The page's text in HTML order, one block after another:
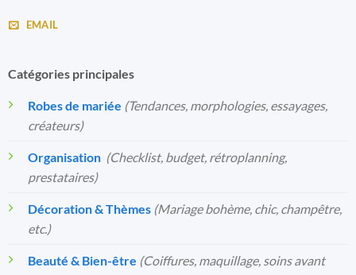
EMAIL
Catégories principales
Robes de mariée (Tendances, morphologies, essayages,
créateurs)
Organisation️ (Checklist, budget, rétroplanning,
prestataires)
Décoration & Thèmes (Mariage bohème, chic, champêtre,
etc.)
Beauté & Bien-être (Coiffures, maquillage, soins avant